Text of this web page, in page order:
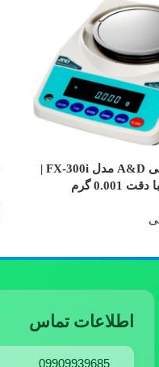
ترازوی آزمایشگاهی A&D مدل FX-300i |
اطلاعات تماس
09909939685